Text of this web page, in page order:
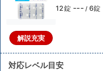
解説充実
12錠 --- / 6錠
対応レベル目安